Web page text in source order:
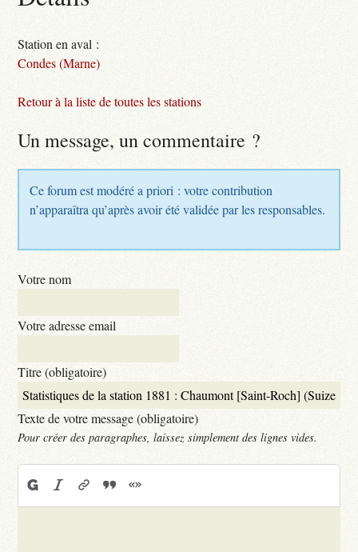
Station en aval :
Condes (Marne)
Retour à la liste de toutes les stations
Un message, un commentaire ?
Ce forum est modéré a priori : votre contribution
n’apparaîtra qu’après avoir été validée par les responsables.
Votre nom
Votre adresse email
Titre (obligatoire)
Texte de votre message (obligatoire)
Pour créer des paragraphes, laissez simplement des lignes vides.